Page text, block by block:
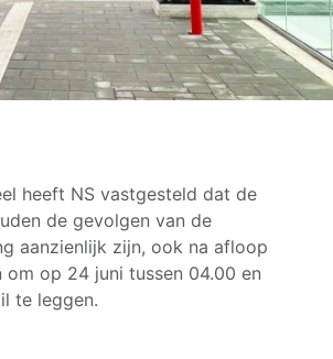
heeft NS vastgesteld dat de
de gevolgen van de
aanzienlijk zijn, ook na afloop
op 24 juni tussen 04.00 en
te leggen.